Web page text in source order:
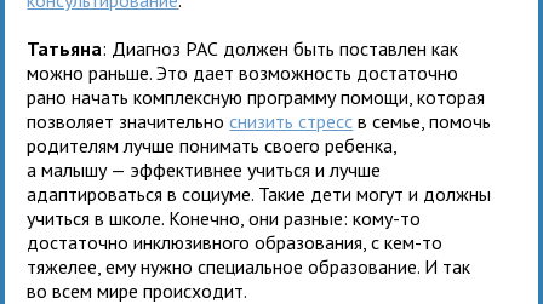
Татьяна: Диагноз РАС должен быть поставлен как
можно раньше. Это дает возможность достаточно
рано начать комплексную программу помощи, которая
позволяет значительноснизить стресс в семье, помочь
родителям лучше понимать своего ребенка,
а малышу — эффективнее учиться и лучше
адаптироваться в социуме. Такие дети могут и должны
учиться в школе. Конечно, они разные: кому-то
достаточно инклюзивного образования, с кем-то
тяжелее, ему нужно специальное образование. И так
во всем мире происходит.